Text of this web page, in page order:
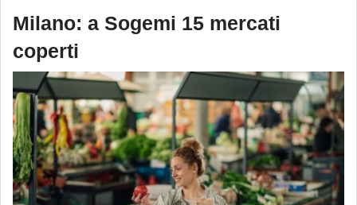
Milano: a Sogemi 15 mercati
coperti